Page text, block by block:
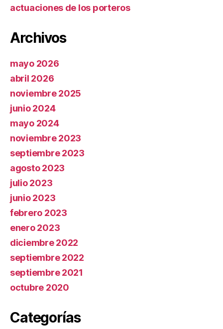
actuaciones de los porteros
Archivos
mayo 2026
abril 2026
noviembre 2025
junio 2024
mayo 2024
noviembre 2023
septiembre 2023
agosto 2023
julio 2023
junio 2023
febrero 2023
enero 2023
diciembre 2022
septiembre 2022
septiembre 2021
octubre 2020
Categorías